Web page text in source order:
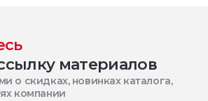
материалов
о скидках, новинках каталога,
компании